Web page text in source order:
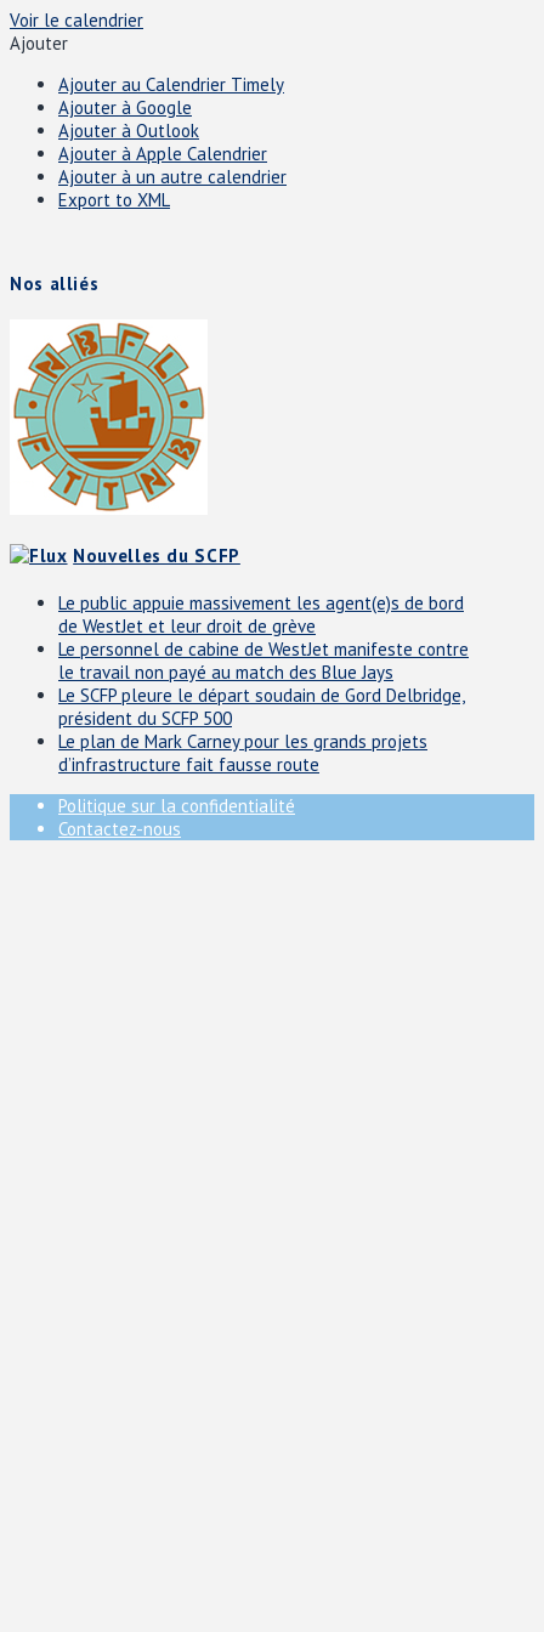
Voir le calendrier
Ajouter
Ajouter au Calendrier Timely
Ajouter à Google
Ajouter à Outlook
Ajouter à Apple Calendrier
Ajouter à un autre calendrier
Export to XML
Nos alliés
Nouvelles du SCFP
Le public appuie massivement les agent(e)s de bord
de WestJet et leur droit de grève
Le personnel de cabine de WestJet manifeste contre
le travail non payé au match des Blue Jays
Le SCFP pleure le départ soudain de Gord Delbridge,
président du SCFP 500
Le plan de Mark Carney pour les grands projets
d’infrastructure fait fausse route
Politique sur la confidentialité
Contactez-nous